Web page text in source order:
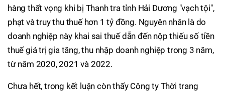
hàng thất vọng khi bị Thanh tra tỉnh Hải Dương "vạch tội",
phạt và truy thu thuế hơn 1 tỷ đồng. Nguyên nhân là do
doanh nghiệp này khai sai thuế dẫn đến nộp thiếu số tiền
thuế giá trị gia tăng, thu nhập doanh nghiệp trong 3 năm,
từ năm 2020, 2021 và 2022.
Chưa hết, trong kết luận còn thấy Công ty Thời trang